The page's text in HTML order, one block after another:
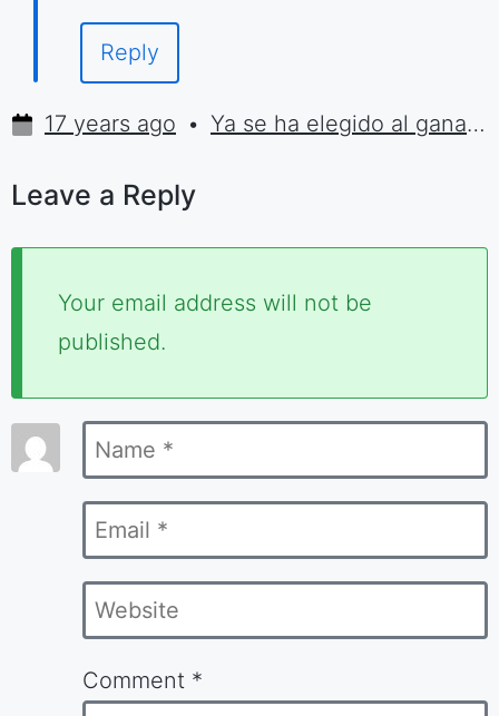
Reply
17 years ago Ya se ha elegido al ganador del concurso de Smileys de Simple Machines Forum | Sumolari.com
Leave a Reply
Your email address will not be
published.
Required
marked
Name
*
Email
*
Website
Comment *